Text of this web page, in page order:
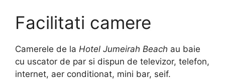
Facilitati camere
Camerele de la Hotel Jumeirah Beach au baie
cu uscator de par si dispun de televizor, telefon,
internet, aer conditionat, mini bar, seif.